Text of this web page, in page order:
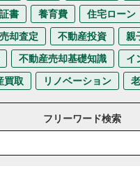
書
養育費 住宅ローン
却査定
不動産投資
親
不動産売却基礎知識
イ
買取
リノベーション
フリーワード検索